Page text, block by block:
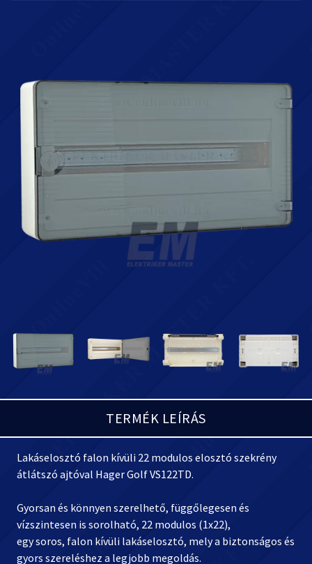
TERMÉK LEÍRÁS
Lakáselosztó falon kívüli 22 modulos elosztó szekrény
átlátszó ajtóval Hager Golf VS122TD.
Gyorsan és könnyen szerelhető, függőlegesen és
vízszintesen is sorolható, 22 modulos (1x22),
egy soros, falon kívüli lakáselosztó, mely a biztonságos és
gyors szereléshez a legjobb megoldás.